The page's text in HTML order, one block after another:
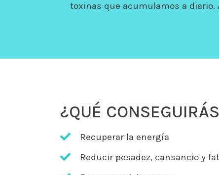
toxinas que acumulamos a
¿QUÉ
Recuperar la energía
Reducir pesadez, cansancio y